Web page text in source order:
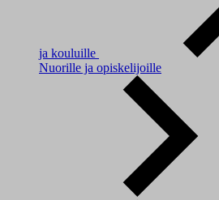
ja kouluille
Nuorille ja opiskelijoille